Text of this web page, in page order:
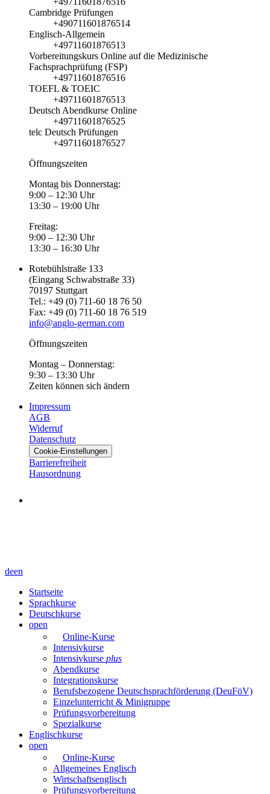
Cambridge Prüfungen
+490711601876514
Englisch-Allgemein
+49711601876513
Vorbereitungskurs Online auf die Medizinische
Fachsprachprüfung (FSP)
+49711601876516
TOEFL & TOEIC
+49711601876513
Deutsch Abendkurse Online
+49711601876525
telc Deutsch Prüfungen
+49711601876527
Öffnungszeiten
Montag bis Donnerstag:
9:00 – 12:30 Uhr
13:30 – 19:00 Uhr
Freitag:
9:00 – 12:30 Uhr
13:30 – 16:30 Uhr
Rotebühlstraße 133
(Eingang Schwabstraße 33)
70197 Stuttgart
Tel.: +49 (0) 711-60 18 76 50
Fax: +49 (0) 711-60 18 76 519
info@anglo-german.com
Öffnungszeiten
Montag – Donnerstag:
9:30 – 13:30 Uhr
Zeiten können sich ändern
Impressum
AGB
Widerruf
Datenschutz
Cookie-Einstellungen
Barrierefreiheit
Hausordnung
deen
Startseite
Sprachkurse
Deutschkurse
open
Online-Kurse
Intensivkurse
Intensivkurse plus
Abendkurse
Integrationskurse
Berufsbezogene Deutschsprachförderung (DeuFöV)
Einzelunterricht & Minigruppe
Prüfungsvorbereitung
Spezialkurse
Englischkurse
open
Online-Kurse
Allgemeines Englisch
Wirtschaftsenglisch
Prüfungsvorbereitung